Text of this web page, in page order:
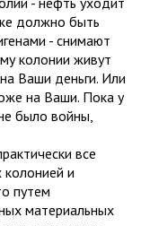
должно быть
- снимают
колонии живут
Ваши деньги. Или
на Ваши. Пока у
было войны,
все
и
путем
материальных